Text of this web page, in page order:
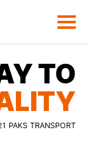
TO
PAKS TRANSPORT